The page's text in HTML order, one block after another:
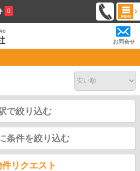
0
お問合せ
で絞り込む
条件を絞り込む
件リクエスト